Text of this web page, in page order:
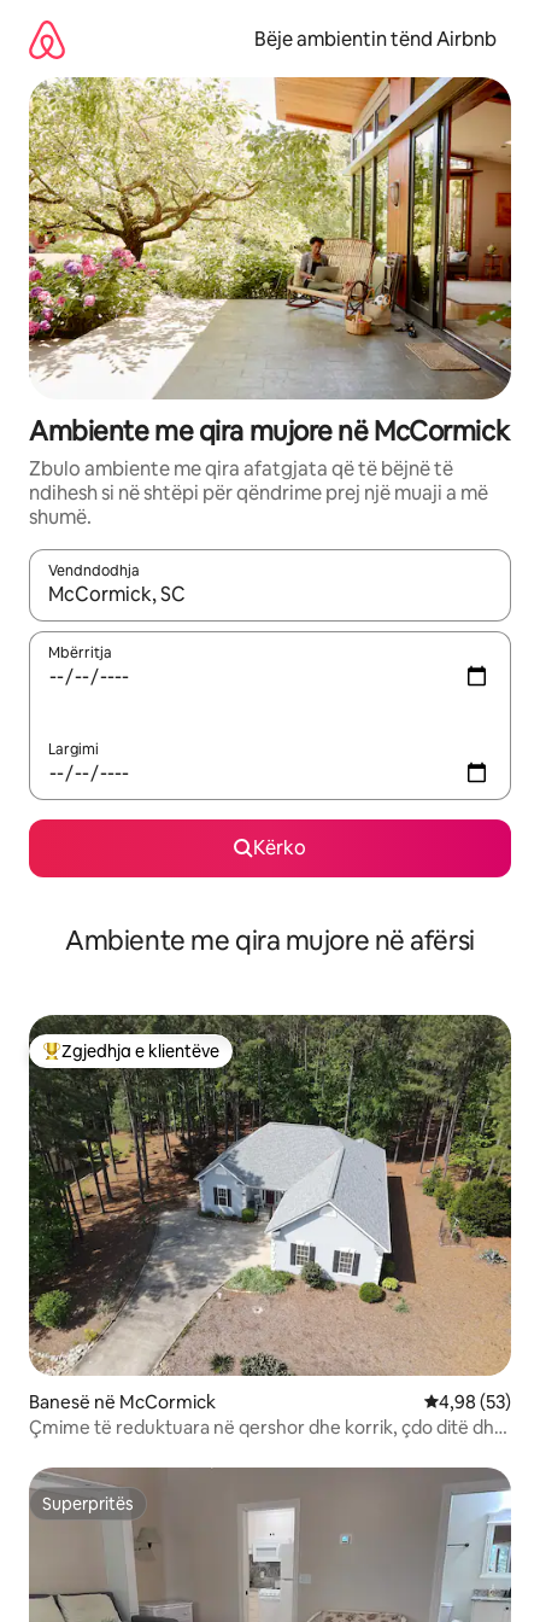
përmbajtja
Bëje ambientin tënd Airbnb
Ambiente me qira mujore në McCormick
Zbulo ambiente me qira afatgjata që të bëjnë të
ndihesh si në shtëpi për qëndrime prej një muaji a më
shumë.
Vendndodhja
Kur rezultatet të jenë të disponueshme, lëviz me butonat e
Mbërritja
Largimi
Kërko
Ambiente me qira mujore në afërsi
Më të mirat e zgjedhjeve të klientëve
Zgjedhja e klientëve
Banesë në McCormick Vlerësimi
4,98 (53)
Çmime të reduktuara në qershor dhe korrik, çdo ditë dhe
Superpritës
Superpritës